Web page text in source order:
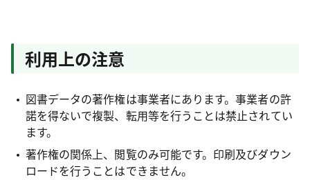
利用上の注意
図書データの著作権は事業者にあります。事業者の許
諾を得ないで複製、転用等を行うことは禁止されてい
ます。
著作権の関係上、閲覧のみ可能です。印刷及びダウン
ロードを行うことはできません。